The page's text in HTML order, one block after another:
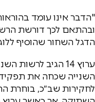
"הדבר אינו עומד
הדגל השחור שהוסיף
ערוץ 14 הגיב
השנייה שכחה את
לחקירות שב״כ, בוחרת